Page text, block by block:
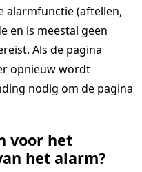
alarmfunctie (aftellen,
en is meestal geen
Als de pagina
opnieuw wordt
nodig om de pagina
voor het
het alarm?